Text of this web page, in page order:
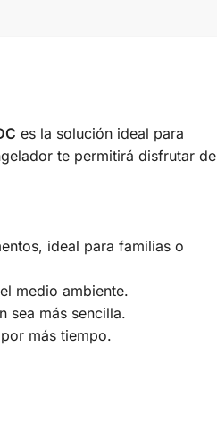
es la solución ideal para
te permitirá disfrutar de
ideal para familias o
medio ambiente.
sea más sencilla.
más tiempo.